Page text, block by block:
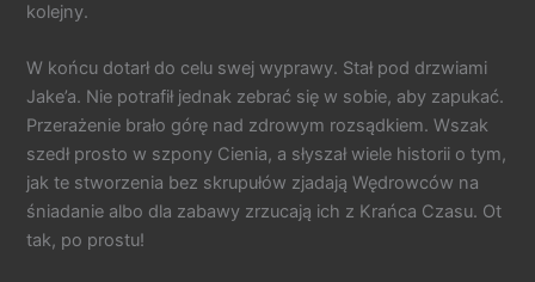
kolejny.
W końcu dotarł do celu swej wyprawy. Stał pod drzwiami
Jake’a. Nie potrafił jednak zebrać się w sobie, aby zapukać.
Przerażenie brało górę nad zdrowym rozsądkiem. Wszak
szedł prosto w szpony Cienia, a słyszał wiele historii o tym,
jak te stworzenia bez skrupułów zjadają Wędrowców na
śniadanie albo dla zabawy zrzucają ich z Krańca Czasu. Ot
tak, po prostu!